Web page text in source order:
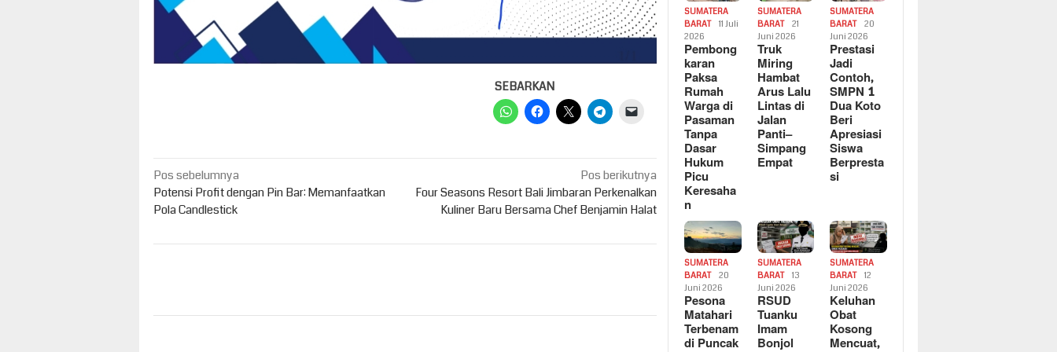
SEBARKAN
Navigasi
pos
Pos sebelumnya
Potensi Profit dengan Pin Bar: Memanfaatkan
Pola Candlestick
Pos berikutnya
Four Seasons Resort Bali Jimbaran Perkenalkan
Kuliner Baru Bersama Chef Benjamin Halat
SUMATERA
BARAT
11 Juli
2026
Pembong
karan
Paksa
Rumah
Warga di
Pasaman
Tanpa
Dasar
Hukum
Picu
Keresaha
n
SUMATERA
BARAT
21
Juni 2026
Truk
Miring
Hambat
Arus Lalu
Lintas di
Jalan
Panti–
Simpang
Empat
SUMATERA
BARAT
20
Juni 2026
Prestasi
Jadi
Contoh,
SMPN 1
Dua Koto
Beri
Apresiasi
Siswa
Berpresta
si
SUMATERA
BARAT
20
Juni 2026
Pesona
Matahari
Terbenam
di Puncak
SUMATERA
BARAT
13
Juni 2026
RSUD
Tuanku
Imam
Bonjol
SUMATERA
BARAT
12
Juni 2026
Keluhan
Obat
Kosong
Mencuat,